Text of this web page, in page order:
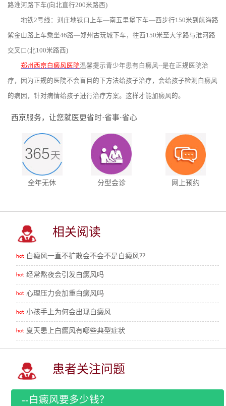
路淮河路下车(向北直行200米路西)
地铁2号线：刘庄地铁口上车—南五里堡下车—西步行150米到航海路
紫金山路上车乘坐46路—郑州古玩城下车，往西150米至大学路与淮河路
交叉口(北100米路西)
郑州西京白癜风医院温馨提示青少年患有白癜风--是在正规医院治
疗，因为正规的医院不会盲目的下方法给孩子治疗，会给孩子检测白癜风
的病因，针对病情给孩子进行治疗方案。这样才能加癜风的。
西京服务，让您就医更省时·省事·省心
全年无休 分型会诊 网上预约
相关阅读
白癜风一直不扩散会不会不是白癜风??
经常熬夜会引发白癜风吗
心理压力会加重白癜风吗
小孩手上为何会出现白癜风
夏天患上白癜风有哪些典型症状
患者关注问题
--白癜风要多少钱？